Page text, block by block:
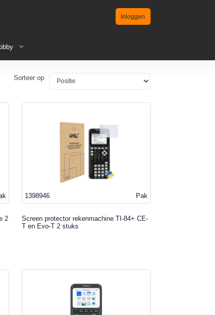
Inloggen
Sorteer op
2
Pak
1398946
Screen protector rekenmachine TI-84+ CE-
T en Evo-T 2 stuks